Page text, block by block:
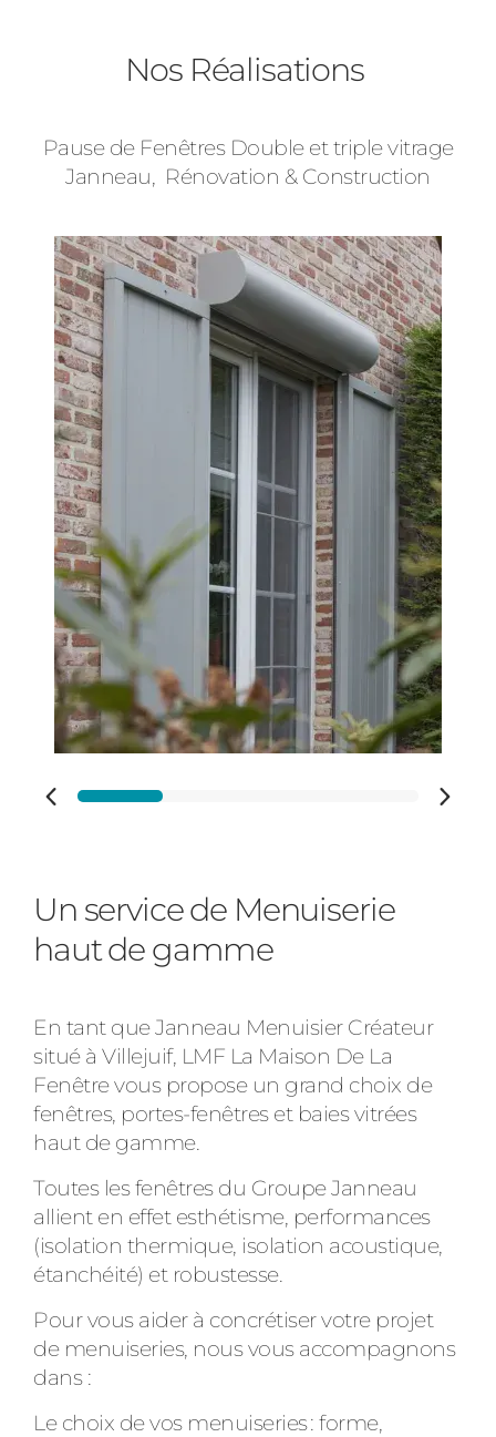
Type de logement
Appartement
Autre
Vos disponibilités
Adresse des travaux
Code Postal des travaux
Nos Réalisations
Pause de Fenêtres Double et triple vitrage
Janneau, Rénovation & Construction
Un service de Menuiserie
haut de gamme
En tant que Janneau Menuisier Créateur
situé à Villejuif, LMF La Maison De La
Fenêtre vous propose un grand choix de
fenêtres, portes-fenêtres et baies vitrées
haut de gamme.
Toutes les fenêtres du Groupe Janneau
allient en effet esthétisme, performances
(isolation thermique, isolation acoustique,
étanchéité) et robustesse.
Pour vous aider à concrétiser votre projet
de menuiseries, nous vous accompagnons
dans :
Le choix de vos menuiseries : forme,